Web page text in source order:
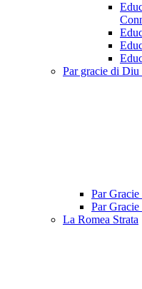
Par gracie di
Par
Par
La Romea Strata